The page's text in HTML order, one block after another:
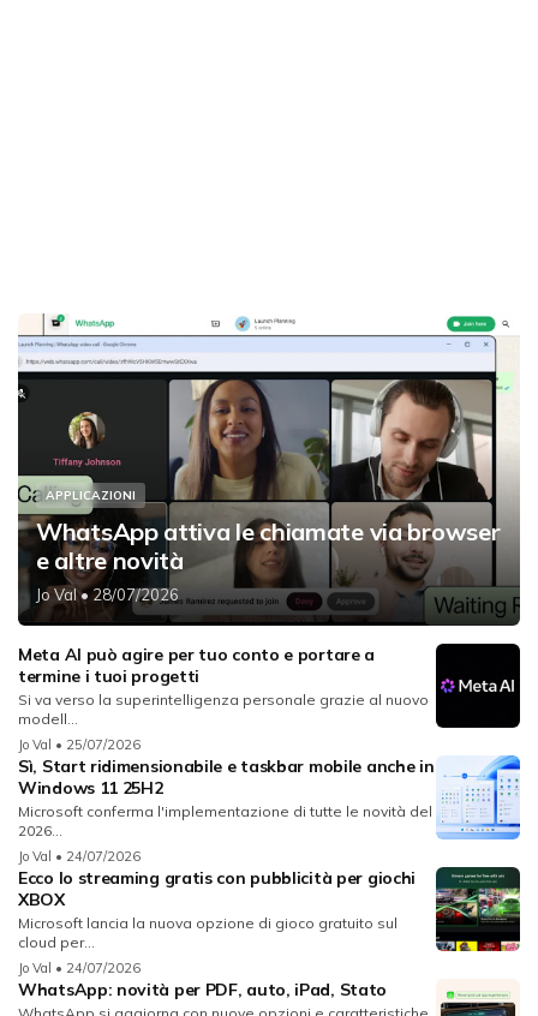
APPLICAZIONI
WhatsApp attiva le chiamate via browser
e altre novità
Jo Val• 28/07/2026
Meta AI può agire per tuo conto e portare a
termine i tuoi progetti
Si va verso la superintelligenza personale grazie al nuovo
modell...
Jo Val • 25/07/2026
Sì, Start ridimensionabile e taskbar mobile anche in
Windows 11 25H2
Microsoft conferma l'implementazione di tutte le novità del
2026...
Jo Val • 24/07/2026
Ecco lo streaming gratis con pubblicità per giochi
XBOX
Microsoft lancia la nuova opzione di gioco gratuito sul
cloud per...
Jo Val • 24/07/2026
WhatsApp: novità per PDF, auto, iPad, Stato